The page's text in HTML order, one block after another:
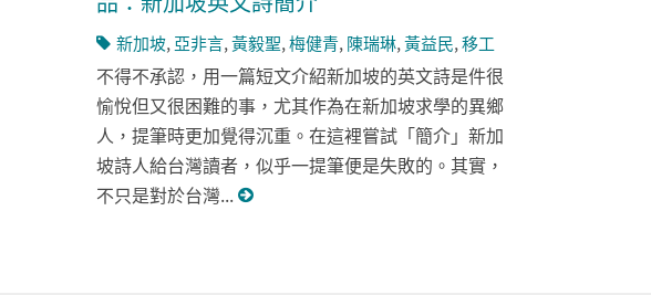
新加坡, 亞非言,黃毅聖,梅健青, 陳瑞琳,黃益民,移工
不得不承認，用一篇短文介紹新加坡的英文詩是件很
愉悅但又很困難的事，尤其作為在新加坡求學的異鄉
人，提筆時更加覺得沉重。在這裡嘗試「簡介」新加
坡詩人給台灣讀者，似乎一提筆便是失敗的。其實，
不只是對於台灣...